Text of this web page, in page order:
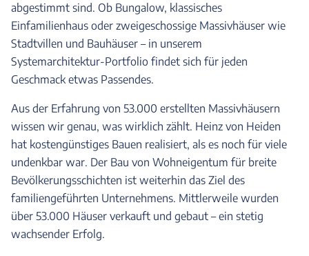
abgestimmt sind. Ob Bungalow, klassisches
Einfamilienhaus oder zweigeschossige Massivhäuser wie
Stadtvillen und Bauhäuser – in unserem
Systemarchitektur-Portfolio findet sich für jeden
Geschmack etwas Passendes.
Aus der Erfahrung von 53.000 erstellten Massivhäusern
wissen wir genau, was wirklich zählt. Heinz von Heiden
hat kostengünstiges Bauen realisiert, als es noch für viele
undenkbar war. Der Bau von Wohneigentum für breite
Bevölkerungsschichten ist weiterhin das Ziel des
familiengeführten Unternehmens. Mittlerweile wurden
über 53.000 Häuser verkauft und gebaut – ein stetig
wachsender Erfolg.